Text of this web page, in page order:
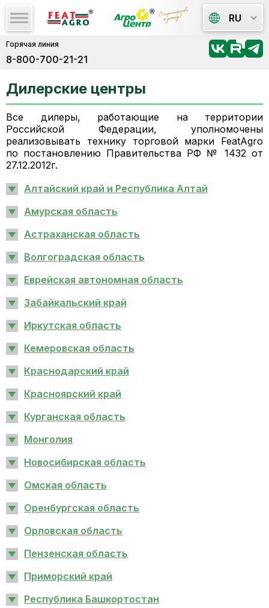
RU
Горячая линия
8-800-700-21-21
Дилерские центры
Все дилеры, работающие на территории
Российской Федерации, уполномочены
реализовывать технику торговой марки FeatAgro
по постановлению Правительства РФ № 1432 от
27.12.2012г.
Алтайский край и Республика Алтай
Амурская область
Астраханская область
Волгоградская область
Еврейская автономная область
Забайкальский край
Иркутская область
Кемеровская область
Краснодарский край
Красноярский край
Курганская область
Монголия
Новосибирская область
Омская область
Оренбургская область
Орловская область
Пензенская область
Приморский край
Республика Башкортостан